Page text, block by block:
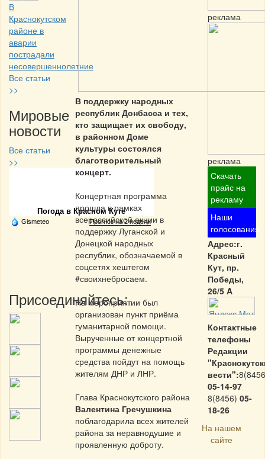
В
Краснокутском
районе в
аварии
пострадали
несовершеннолетние
Все статьи
>>
Мировые
новости
Все статьи
>>
Частная реклама
Погода в Красном Куте
Gismeteo Прогноз на 2 недели
Присоединяйтесь:
В поддержку народных
республик Донбасса и тех,
кто защищает их свободу,
в районном Доме
культуры состоялся
благотворительный
концерт.
Концертная программа
прошла в рамках
всероссийской акции в
поддержку Луганской и
Донецкой народных
республик, обозначаемой в
соцсетях хештегом
#своихнебросаем.
На мероприятии был
организован пункт приёма
гуманитарной помощи.
Вырученные от концертной
программы денежные
средства пойдут на помощь
жителям ДНР и ЛНР.
Глава Краснокутского района
Валентина Гречушкина
поблагодарила всех жителей
района за неравнодушие и
проявленную доброту.
реклама
реклама
Скачать
прайс на
рекламу
Наши
голосования
Адрес:г.
Красный
Кут, пр.
Победы,
26/5 A
Контактные
телефоны
Редакции
вести":
05-14-97
8(8456) 05-
18-26
На нашем
сайте